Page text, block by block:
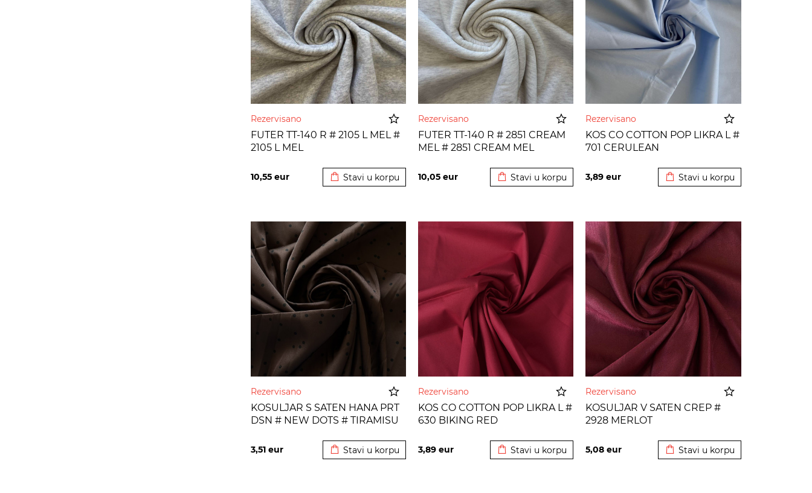
Rezervisano
FUTER TT-140 R # 2105 L MEL #
2105 L MEL
10,55 eur Stavi u korpu
Rezervisano
FUTER TT-140 R # 2851 CREAM
MEL # 2851 CREAM MEL
10,05 eur Stavi u korpu
Rezervisano
KOS CO COTTON POP LIKRA L #
701 CERULEAN
3,89eur Stavi u korpu
Rezervisano
KOSULJAR S SATEN HANA PRT
DSN # NEW DOTS # TIRAMISU
3,51 eur Stavi u korpu
Rezervisano
KOS CO COTTON POP LIKRA L #
630 BIKING RED
3,89 eur Stavi u korpu
Rezervisano
KOSULJAR V SATEN CREP #
2928 MERLOT
5,08eur Stavi u korpu